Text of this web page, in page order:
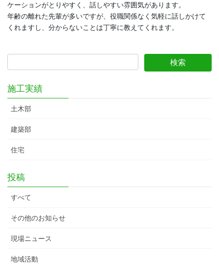
ケーションがとりやすく、話しやすい雰囲気があります。
年齢の離れた先輩が多いですが、役職関係なく気軽に話しかけて
くれますし、分からないことは丁寧に教えてくれます。
施工実績
土木部
建築部
住宅
投稿
すべて
その他のお知らせ
現場ニュース
地域活動